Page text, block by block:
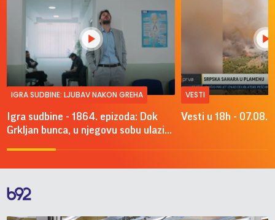
IGRA SUDBINE: LJUBAV NAKON GREHA
Igra sudbine - 1864. epizoda: Dok
Grkljan bunca, u njegovu sobu ulazi...
VESTI
Vesti u 18h -